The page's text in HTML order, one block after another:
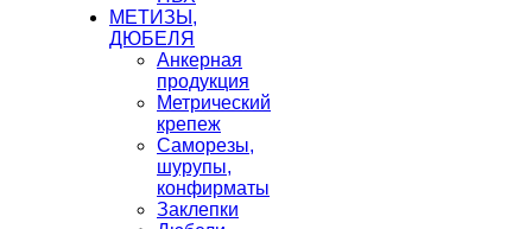
МЕТИЗЫ,
ДЮБЕЛЯ
Анкерная
продукция
Метрический
крепеж
Саморезы,
шурупы,
конфирматы
Заклепки